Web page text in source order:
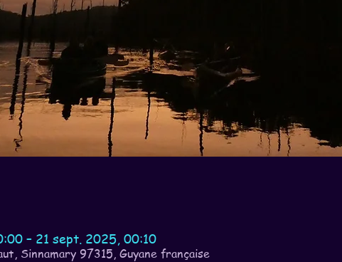
– 21 sept. 2025, 00:10
Sinnamary 97315, Guyane française